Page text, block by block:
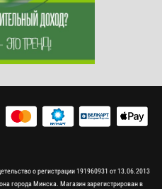
о регистрации 191960931 от 13.06.2013
города Минска. Магазин зарегистрирован в